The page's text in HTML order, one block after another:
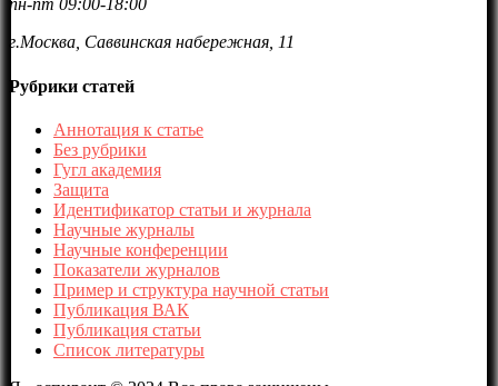
пн-пт 09:00-18:00
г.Москва, Саввинская набережная, 11
Рубрики статей
Аннотация к статье
Без рубрики
Гугл академия
Защита
Идентификатор статьи и журнала
Научные журналы
Научные конференции
Показатели журналов
Пример и структура научной статьи
Публикация ВАК
Публикация статьи
Список литературы